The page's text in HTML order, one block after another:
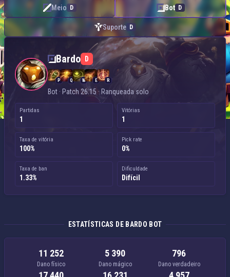
Meio D Bot D
Suporte D
Bardo D
P Q W E R
Bot · Patch 26.15 · Ranqueada solo
Partidas
1
Vitórias
1
Taxa de vitória
100%
Pick rate
0%
Taxa de ban
1.33%
Dificuldade
Difícil
ESTATÍSTICAS DE BARDO BOT
11 252
Dano físico
5 390
Dano mágico
796
Dano verdadeiro